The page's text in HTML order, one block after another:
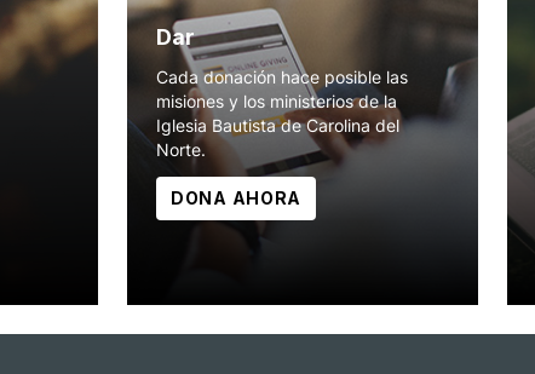
Dar
Cada donación hace posible las
misiones y los ministerios de la
Iglesia Bautista de Carolina del
Norte.
DONA AHORA